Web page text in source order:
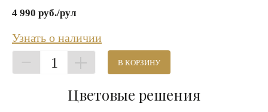
4 990 руб./рул
Узнать о наличии
1 В КОРЗИНУ
Цветовые решения